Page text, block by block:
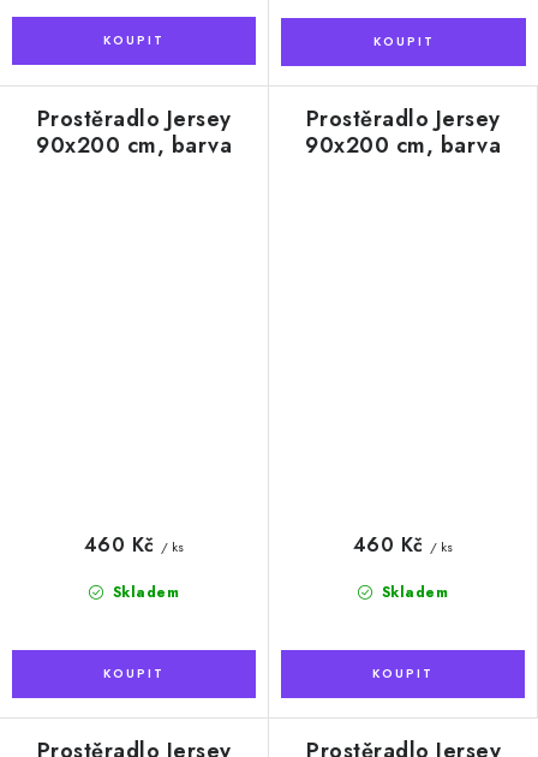
Prostěradlo Jersey
90x200 cm, barva
Skladem
460 Kč / ks
Prostěradlo Jersey
90x200 cm, barva
Skladem
460 Kč / ks
Prostěradlo Jersey Prostěradlo Jersey